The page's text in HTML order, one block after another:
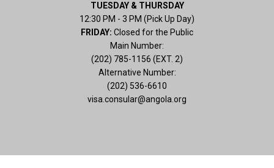
TUESDAY & THURSDAY
12:30 PM - 3 PM (Pick Up Day)
FRIDAY: Closed for the Public
Main Number:
(202) 785-1156 (EXT. 2)
Alternative Number:
(202) 536-6610
visa.consular@angola.org